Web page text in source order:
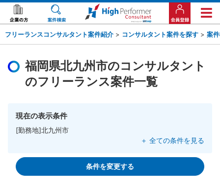
フリーランスコンサルタント案件紹介 > コンサルタント案件を探す > 案
福岡県北九州市のコンサルタント
のフリーランス案件一覧
現在の表示条件
[勤務地]北九州市
＋ 全ての条件を見る
条件を変更する